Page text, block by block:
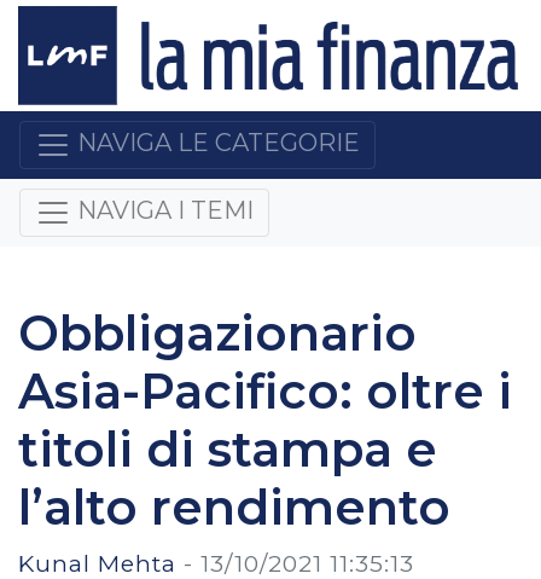
NAVIGA LE CATEGORIE
NAVIGA I TEMI
Obbligazionario
Asia-Pacifico: oltre i
titoli di stampa e
l’alto rendimento
Kunal Mehta - 13/10/2021 11:35:13